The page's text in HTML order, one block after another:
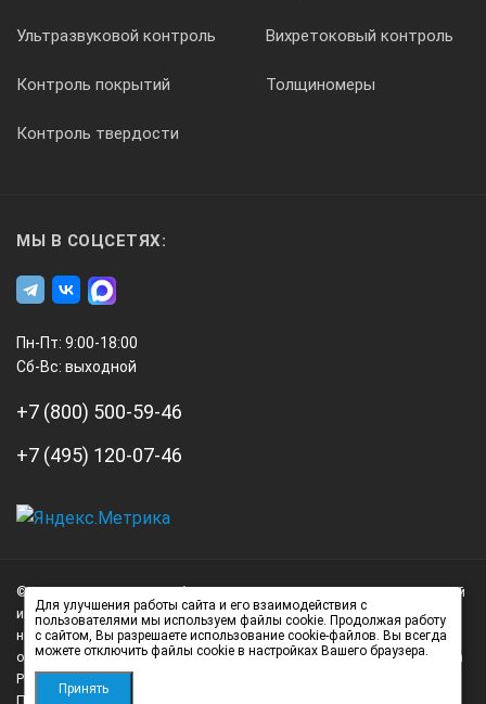
460х640х660
Масса, кг
Ультразвуковой контроль Вихретоковый контроль
Контроль покрытий Толщиномеры
Контроль твердости
МЫ В СОЦСЕТЯХ:
Пн-Пт: 9:00-18:00
Сб-Вс: выходной
+7 (800) 500-59-46
+7 (495) 120-07-46
Нагорный
проезд
д.7
стр.
© 2026 А3 Инжиниринг Обращаем Ваше внимание на то, что данный
интернет-сайт носит исключительно информационный характер и
ни при каких условиях не является публичной офертой,
определяемой положениями статьи 437 (2) Гражданского кодекса
Российской Федерации.
Политика обработки персональных данных
Для улучшения работы сайта и его взаимодействия с
пользователями мы используем файлы cookie. Продолжая работу
с сайтом, Вы разрешаете использование cookie-файлов. Вы всегда
можете отключить файлы cookie в настройках Вашего браузера.
Принять